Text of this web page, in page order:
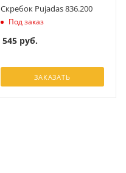
Скребок Pujadas 836.200
Под заказ
545 руб.
ЗАКАЗАТЬ